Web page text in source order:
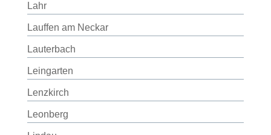
Lahr
Lauffen am Neckar
Lauterbach
Leingarten
Lenzkirch
Leonberg